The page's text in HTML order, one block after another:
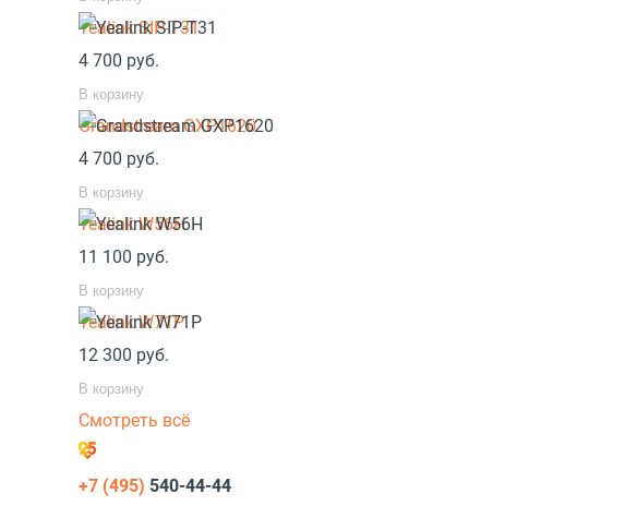
Yealink SIP-T31
4 700 руб.
В корзину
Grandstream GXP1620
4 700 руб.
В корзину
Yealink W56H
11 100 руб.
В корзину
Yealink W71P
12 300 руб.
В корзину
Смотреть всё
+7 (495) 540-44-44